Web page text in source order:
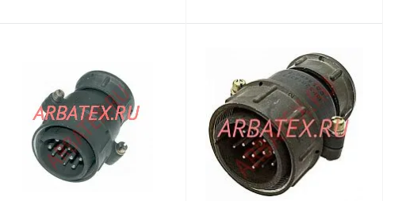
Купить в 1 клик Сравнение
В избранное
наличии
Подписаться
Купить в 1 клик Сравнение
В избранное Недоступно